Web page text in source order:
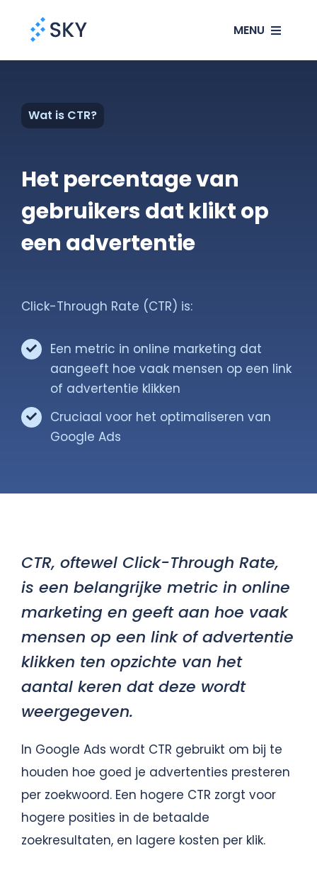
inhoud
MENU
Klanten
Blog
Gratis Scan
Contact
Wat is CTR?
Het percentage van
gebruikers dat klikt op
een advertentie
Click-Through Rate (CTR) is:
Een metric in online marketing dat
aangeeft hoe vaak mensen op een link
of advertentie klikken
Cruciaal voor het optimaliseren van
Google Ads
CTR, oftewel Click-Through Rate,
is een belangrijke metric in online
marketing en geeft aan hoe vaak
mensen op een link of advertentie
klikken ten opzichte van het
aantal keren dat deze wordt
weergegeven.
In Google Ads wordt CTR gebruikt om bij te
houden hoe goed je advertenties presteren
per zoekwoord. Een hogere CTR zorgt voor
hogere posities in de betaalde
zoekresultaten, en lagere kosten per klik.